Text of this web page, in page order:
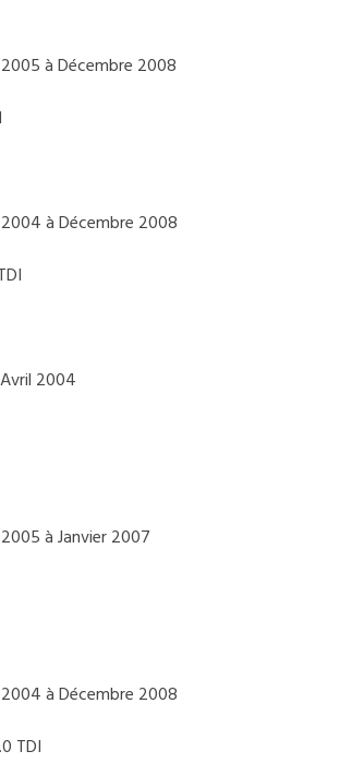
2005 à Décembre 2008
2004 à Décembre 2008
2004
à Janvier 2007
2004 à Décembre 2008
TDI